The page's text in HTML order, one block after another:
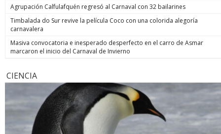
Agrupación Calfulafquén regresó al Carnaval con 32 bailarines
Timbalada do Sur revive la película Coco con una colorida alegoría
carnavalera
Masiva convocatoria e inesperado desperfecto en el carro de Asmar
marcaron el inicio del Carnaval de Invierno
CIENCIA